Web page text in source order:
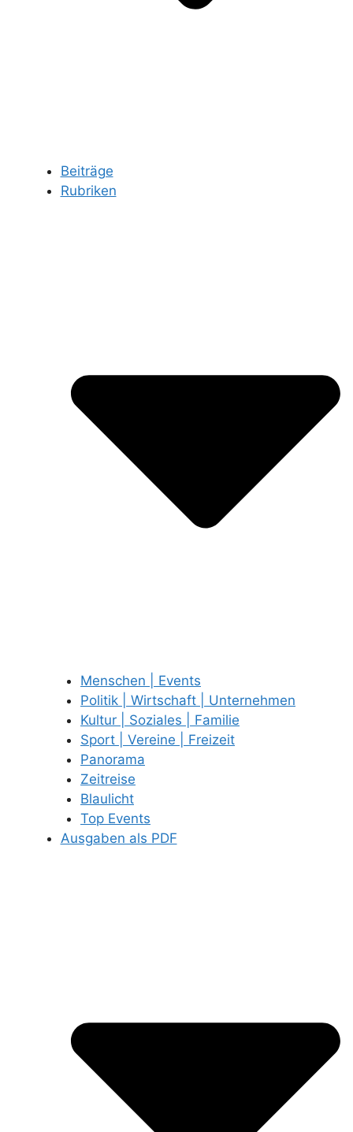
Beiträge
Rubriken
Menschen | Events
Politik | Wirtschaft | Unternehmen
Kultur | Soziales | Familie
Sport | Vereine | Freizeit
Panorama
Zeitreise
Blaulicht
Top Events
Ausgaben als PDF